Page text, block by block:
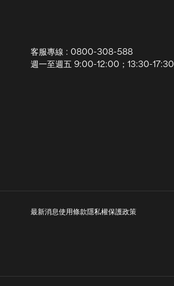
客服專線 : 0800-308-588
週一至週五 9:00-12:00；13:30-17:30
最新消息使用條款隱私權保護政策